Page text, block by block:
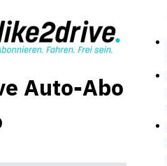
Auto-Abo